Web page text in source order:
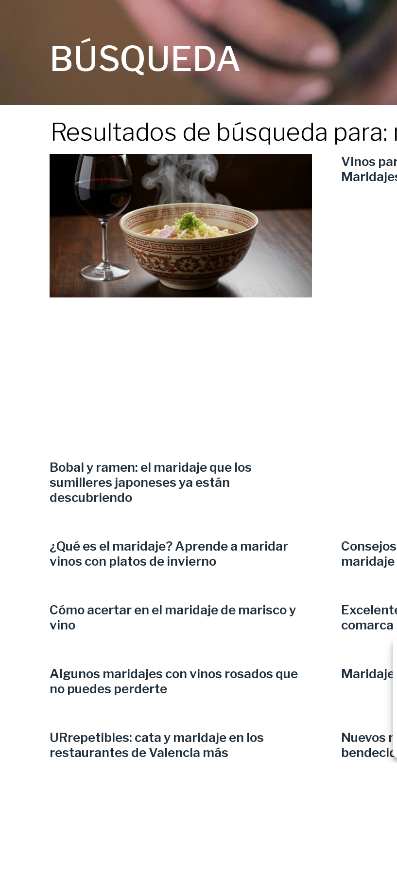
BÚSQUEDA
Resultados de búsqueda para:
Bobal y ramen: el maridaje que los
sumilleres japoneses ya están
descubriendo
Vinos
¿Qué es el maridaje? Aprende a maridar
vinos con platos de invierno
Cómo acertar en el maridaje de marisco y
vino
comarca
Algunos maridajes con vinos rosados que
no puedes perderte
URrepetibles: cata y maridaje en los
restaurantes de Valencia más
Nuevos